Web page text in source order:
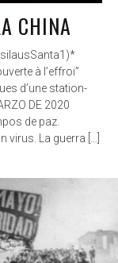
CHINA
à l’effroi”
d’une station-
DE 2020
de paz.
La guerra […]
FEB 12, 2020